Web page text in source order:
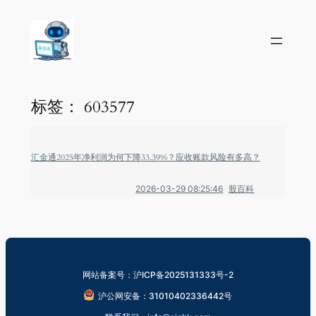
标签： 603577
汇金通2025年净利润为何下降33.39%？应收账款风险有多高？
2026-03-29 08:25:46 股百科
网站备案号：沪ICP备2025131333号-2
沪公网安备：31010402336442号